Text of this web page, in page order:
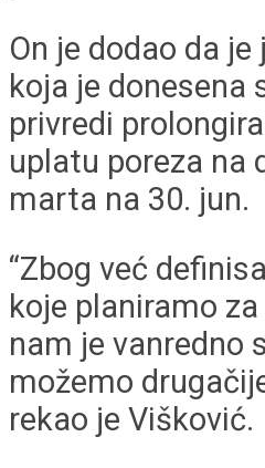
On je dodao da
koja je donesena
privredi
uplatu poreza na
marta na 30. jun.
“Zbog već
koje planiramo
nam je vanredno
možemo
rekao je Višković.